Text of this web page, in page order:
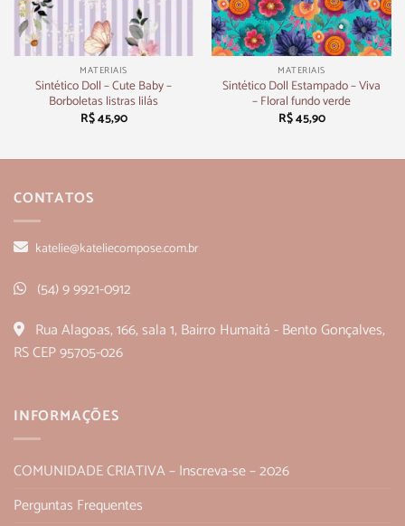
MATERIAIS
Sintético Doll – Cute Baby –
Borboletas listras lilás
R$45,90
MATERIAIS
Sintético Doll Estampado – Viva
– Floral fundo verde
R$45,90
CONTATOS
katelie@kateliecompose.com.br
(54) 9 9921-0912
Rua Alagoas, 166, sala 1, Bairro Humaitá - Bento Gonçalves,
RS CEP 95705-026
INFORMAÇÕES
COMUNIDADE CRIATIVA – Inscreva-se – 2026
Perguntas Frequentes